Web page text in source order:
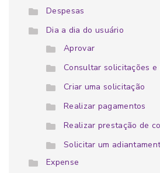
Despesas
Dia a dia do usuário
Aprovar
Consultar solicitações e
Criar uma solicitação
Realizar pagamentos
Realizar prestação de
Solicitar um
Expense